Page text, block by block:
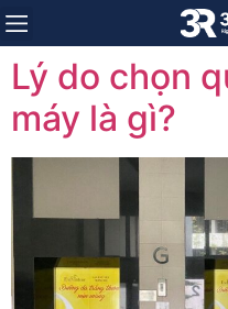
Lý do chọn
máy là gì?